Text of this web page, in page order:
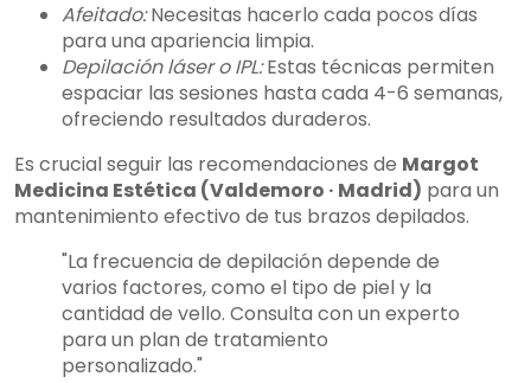
Afeitado:Necesitas hacerlo cada pocos días
para una apariencia limpia.
Depilación láser o IPL:Estas técnicas permiten
espaciar las sesiones hasta cada 4-6 semanas,
ofreciendo resultados duraderos.
Es crucial seguir las recomendaciones de Margot
Medicina Estética (Valdemoro · Madrid) para un
mantenimiento efectivo de tus brazos depilados.
"La frecuencia de depilación depende de
varios factores, como el tipo de piel y la
cantidad de vello. Consulta con un experto
para un plan de tratamiento
personalizado."